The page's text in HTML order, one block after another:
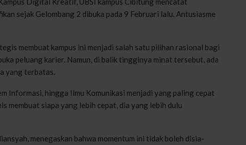
sejak Gelombang 2 dibuka pada 9 Februari lalu. Antusiasme
membuat kampus ini menjadi salah satu pilihan rasional bagi
peluang karier. Namun, di balik tingginya minat tersebut, ada
yang terbatas.
Informasi, hingga Ilmu Komunikasi menjadi yang paling cepat
membuat siapa yang lebih cepat, dia yang lebih dulu
menegaskan bahwa momentum ini tidak boleh disia-